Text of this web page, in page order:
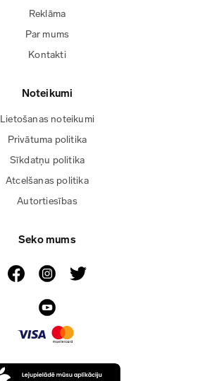
Reklāma
Par mums
Kontakti
Noteikumi
Lietošanas noteikumi
Privātuma politika
Sīkdatņu politika
Atcelšanas politika
Autortiesības
Seko mums